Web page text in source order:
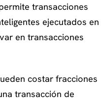
transacciones
ejecutados en
en transacciones
costar fracciones
transacción de